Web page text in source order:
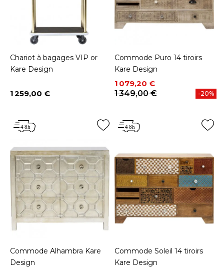
Chariot à bagages VIP or
Kare Design
Prix
1 259,00 €
Commode Puro 14 tiroirs
Kare Design
Prix
1 079,20 €
Prix de base
1 349,00 €
-20%
Commode Alhambra Kare
Design
Commode Soleil 14 tiroirs
Kare Design